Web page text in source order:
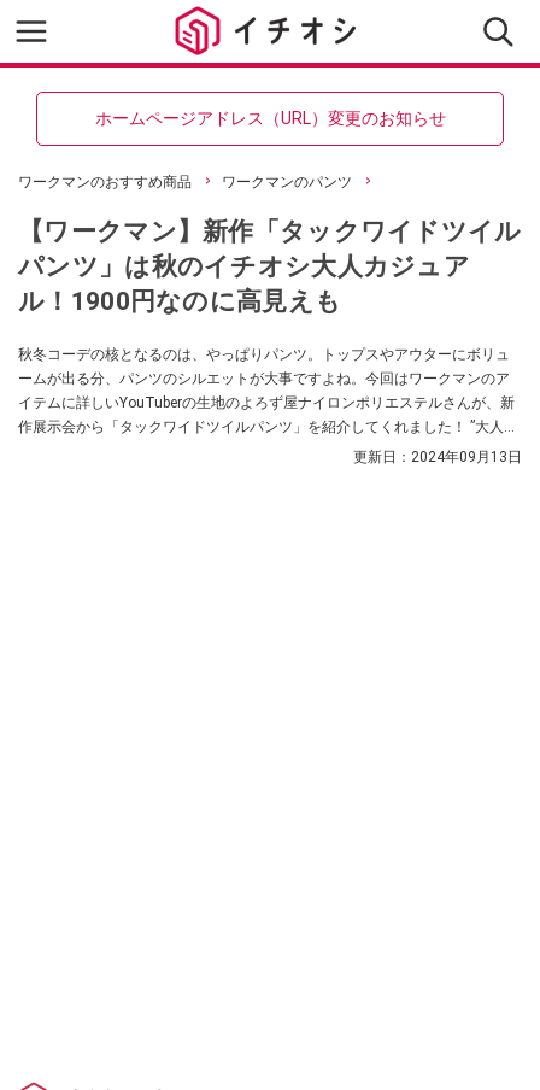
ホームページアドレス（URL）変更のお知らせ
ワークマンのおすすめ商品 ワークマンのパンツ
【ワークマン】新作「タックワイドツイル
パンツ」は秋のイチオシ大人カジュア
ル！1900円なのに高見えも
秋冬コーデの核となるのは、やっぱりパンツ。トップスやアウターにボリュ
ームが出る分、パンツのシルエットが大事ですよね。今回はワークマンのア
イテムに詳しいYouTuberの生地のよろず屋ナイロンポリエステルさんが、新
作展示会から「タックワイドツイルパンツ」を紹介してくれました！ ”大人カ
ジュアル”を目指して開発されたパンツなんだとか。ぜひチェックしてみてく
更新日： 2024年09月13日